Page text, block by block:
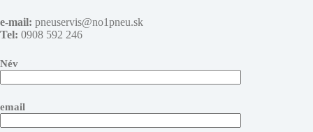
e-mail: pneuservis@no1pneu.sk
Tel: 0908 592 246
Név
email